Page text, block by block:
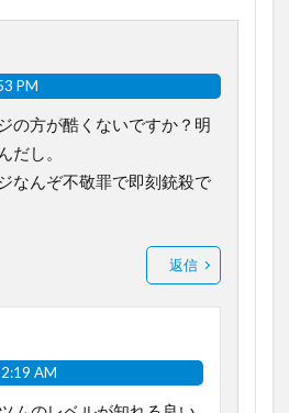
PM
の方が酷くないですか？明
だし。
なんぞ不敬罪で即刻銃殺で
返信
AM